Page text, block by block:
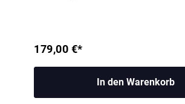
179,00 €*
In den Warenkorb